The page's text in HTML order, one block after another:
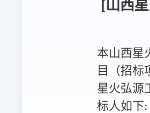
[山西
本山西星
目（招标
星火弘源
标人如下: